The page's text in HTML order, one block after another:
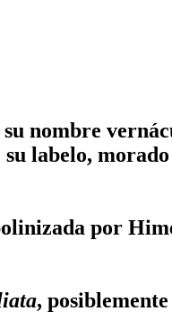
nombre
labelo,
por
,